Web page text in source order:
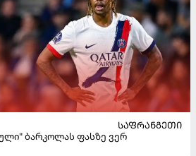
ᲡᲐᲤᲠᲐᲜᲒᲔᲗᲘ
ბარკოლას ფასზე ვერ